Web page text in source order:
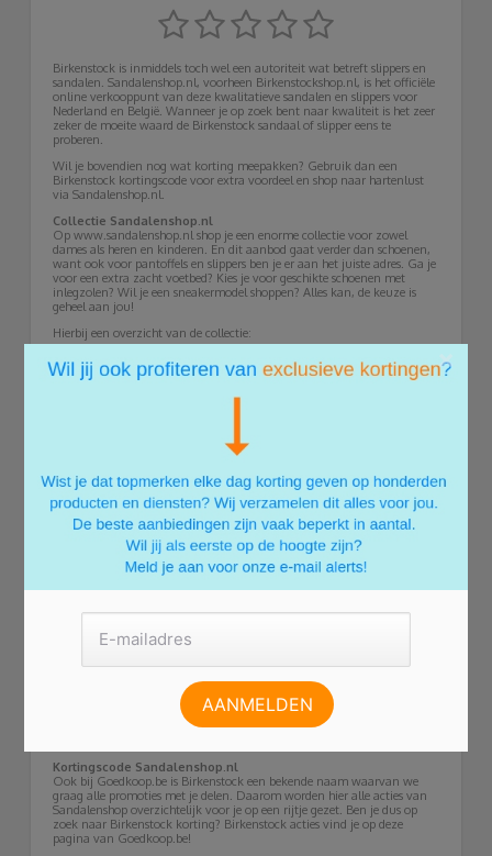
Birkenstock is inmiddels toch wel een autoriteit wat betreft slippers en
sandalen. Sandalenshop.nl, voorheen Birkenstockshop.nl, is het officiële
online verkooppunt van deze kwalitatieve sandalen en slippers voor
Nederland en België. Wanneer je op zoek bent naar kwaliteit is het zeer
zeker de moeite waard de Birkenstock sandaal of slipper eens te
proberen.
Wil je bovendien nog wat korting meepakken? Gebruik dan een
Birkenstock kortingscode voor extra voordeel en shop naar hartenlust
via Sandalenshop.nl.
Collectie Sandalenshop.nl
Op www.sandalenshop.nl shop je een enorme collectie voor zowel
dames als heren en kinderen. En dit aanbod gaat verder dan schoenen,
want ook voor pantoffels en slippers ben je er aan het juiste adres. Ga je
voor een extra zacht voetbed? Kies je voor geschikte schoenen met
inlegzolen? Wil je een sneakermodel shoppen? Alles kan, de keuze is
geheel aan jou!
Hierbij een overzicht van de collectie:
Schoenen: opvallende laarsjes, coole sneakers en andere fijne stappers,
de schoenen op www.sandalenshop.nl zijn verkrijgbaar in allerlei
aanbod, dus shop maar lekker raak!
Slippers: In de zomer ga je voor de toffe slippers van Sandalenshop.nl.
Zonder gespjes, met enkele of dubbele gesp, keuze genoeg! De slippers
hebben een stevige zool, zodat ze zowel comfortabel als stijlvol zijn.
Panama Jack: Dit betreft een speciale collectie boordevol stevige
schoenen voor zowel mannen als vrouwen. Denk aan veterboots,
zowel met als zonder hak, of aan leren, nette schoenen voor mannen.
Wat alle Panama Jacks gemeen hebben: een stevige zool en
waterafstotend. Perfect voor het wat koudere weer.
uit een groot en voordelig assortiment. Kwaliteit hoeft immers niet
winkelmandje en profiteer van gratis bezorging. Twijfel je over de
bij Sandalenshop.nl, want je stuurt (een deel van) je aankoop ook weer
Je bestelling heb je overigens snel in huis, al binnen twee à drie
werkdagen. Voor je het weet stap je vrolijk rond op de meest
Kortingscode Sandalenshop.nl
Ook bij Goedkoop.be is Birkenstock een bekende naam waarvan we
graag alle promoties met je delen. Daarom worden hier alle acties van
Sandalenshop overzichtelijk voor je op een rijtje gezet. Ben je dus op
zoek naar Birkenstock korting? Birkenstock acties vind je op deze
pagina van Goedkoop.be!
×